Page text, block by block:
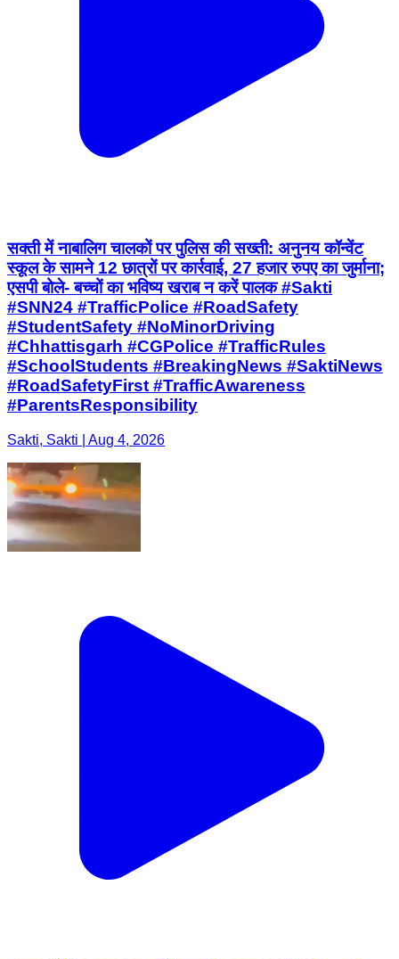
सक्ती में नाबालिग चालकों पर पुलिस की सख्ती: अनुनय कॉन्वेंट
स्कूल के सामने 12 छात्रों पर कार्रवाई, 27 हजार रुपए का जुर्माना;
एसपी बोले- बच्चों का भविष्य खराब न करें पालक #Sakti
#SNN24 #TrafficPolice #RoadSafety
#StudentSafety #NoMinorDriving
#Chhattisgarh #CGPolice #TrafficRules
#SchoolStudents #BreakingNews #SaktiNews
#RoadSafetyFirst #TrafficAwareness
#ParentsResponsibility
Sakti, Sakti | Aug 4, 2026